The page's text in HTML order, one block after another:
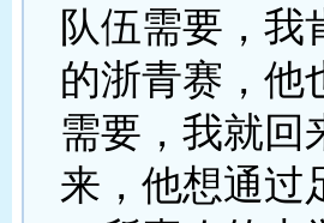
队伍需要，我
的浙青赛，他
需要，我就回
来，他想通过